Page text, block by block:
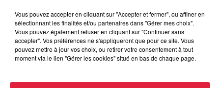
Vous pouvez accepter en cliquant sur "Accepter et fermer", ou affiner en
sélectionnant les finalités et/ou partenaires dans "Gérer mes choix".
Vous pouvez également refuser en cliquant sur "Continuer sans
accepter". Vos préférences ne s'appliqueront que pour ce site. Vous
pouvez mettre à jour vos choix, ou retirer votre consentement à tout
moment via le lien "Gérer les cookies" situé en bas de chaque page.